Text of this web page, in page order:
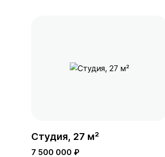
Студия, 27 м²
7 500 000 ₽